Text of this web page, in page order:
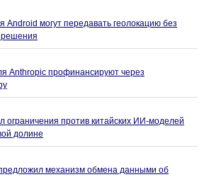
Android могут передавать геолокацию без
Anthropic профинансируют через
ограничения против китайских ИИ-моделей
долине
механизм обмена данными об